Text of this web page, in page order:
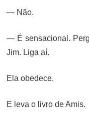
— Não.
— É sensacional.
Jim. Liga aí.
Ela obedece.
E leva o livro de Amis.